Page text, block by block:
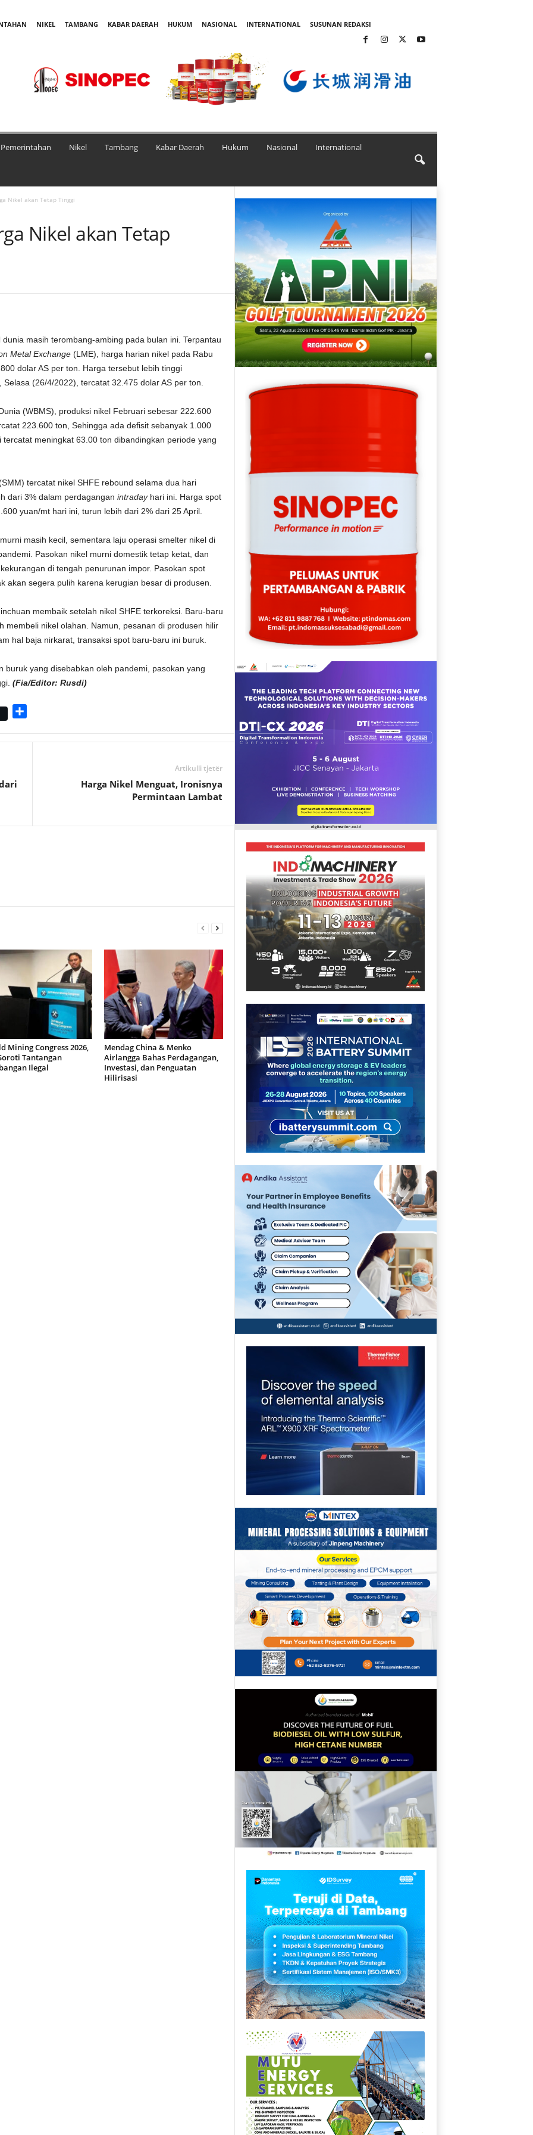
NIKEL TAMBANG KABAR DAERAH HUKUM NASIONAL INTERNATIONAL SUSUNAN REDAKSI
Pemerintahan Nikel Tambang Kabar Daerah Hukum Nasional International
Nikel akan Tetap Tinggi
Nikel akan Tetap
masih terombang-ambing pada bulan ini. Terpantau
Metal Exchange(LME), harga harian nikel pada Rabu
dolar AS per ton. Harga tersebut lebih tinggi
(26/4/2022), tercatat 32.475 dolar AS per ton.
(WBMS), produksi nikel Februari sebesar 222.600
223.600 ton, Sehingga ada defisit sebanyak 1.000
meningkat 63.00 ton dibandingkan periode yang
tercatat nikel SHFE rebound selama dua hari
dari 3% dalam perdagangan intradayhari ini. Harga spot
yuan/mt hari ini, turun lebih dari 2% dari 25 April.
masih kecil, sementara laju operasi smelter nikel di
Pasokan nikel murni domestik tetap ketat, dan
di tengah penurunan impor. Pasokan spot
akan segera pulih karena kerugian besar di produsen.
membaik setelah nikel SHFE terkoreksi. Baru-baru
membeli nikel olahan. Namun, pesanan di produsen hilir
hal baja nirkarat, transaksi spot baru-baru ini buruk.
buruk yang disebabkan oleh pandemi, pasokan yang
(Fia/Editor: Rusdi)
a
Artikulli tjetër
Harga Nikel Menguat, Ironisnya
Permintaan Lambat
Mining Congress 2026,
Tantangan
Ilegal
Mendag China & Menko
Airlangga Bahas Perdagangan,
Investasi, dan Penguatan
Hilirisasi